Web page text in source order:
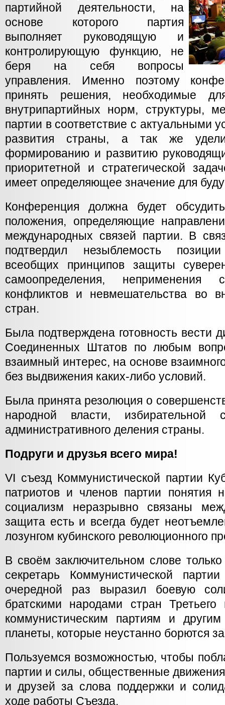
партийной деятельности, на
основе которого партия
выполняет руководящую и
контролирующую функцию, не
беря на себя вопросы
управления. Именно поэтому
принять решения, необходимые
внутрипартийных норм, структуры,
партии в соответствие с актуальными
развития страны, а так же
формированию и развитию
приоритетной и стратегической
имеет определяющее значение для
Конференция должна будет
положения, определяющие
международных связей партии. В
подтвердил незыблемость
всеобщих принципов защиты
самоопределения,
конфликтов и невмешательства во
стран.
Была подтверждена готовность вести
Соединенных Штатов по любым
взаимный интерес, на основе
без выдвижения каких-либо условий.
Была принята резолюция о
народной власти, избирательной
административного деления страны.
Подруги и друзья всего мира!
VI съезд Коммунистической партии
патриотов и членов партии понятия
социализм неразрывно связаны
защита есть и всегда будет
лозунгом кубинского революционного
В своём заключительном слове
секретарь Коммунистической
очередной раз выразил боевую
братскими народами стран
коммунистическим партиям и
планеты, которые неустанно борются
Пользуемся возможностью, чтобы
партии и силы, общественные
и друзей за слова поддержки и
ходе работы Съезда.